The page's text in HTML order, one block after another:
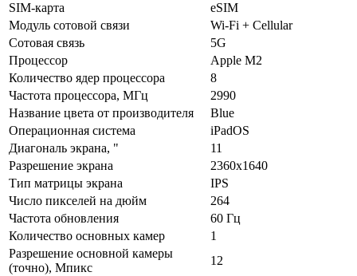
SIM-карта
eSIM
Модуль сотовой связи
Wi-Fi + Cellular
Сотовая связь
5G
Процессор
Apple M2
Количество ядер процессора
8
Частота процессора, МГц
2990
Название цвета от производителя
Blue
Операционная система
iPadOS
Диагональ экрана, "
11
Разрешение экрана
2360x1640
Тип матрицы экрана
IPS
Число пикселей на дюйм
264
Частота обновления
60 Гц
Количество основных камер
1
Разрешение основной камеры
(точно), Мпикс
12